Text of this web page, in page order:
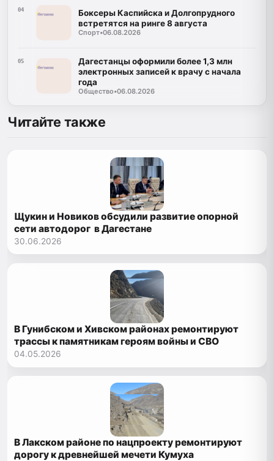
04
Боксеры Каспийска и Долгопрудного
встретятся на ринге 8 августа
Спорт•06.08.2026
05
Дагестанцы оформили более 1,3 млн
электронных записей к врачу с начала
года
Общество•06.08.2026
Читайте также
Щукин и Новиков обсудили развитие опорной
сети автодорог в Дагестане
30.06.2026
В Гунибском и Хивском районах ремонтируют
трассы к памятникам героям войны и СВО
04.05.2026
В Лакском районе по нацпроекту ремонтируют
дорогу к древнейшей мечети Кумуха